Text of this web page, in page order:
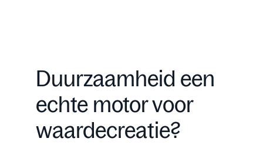
Duurzaamheid een
echte motor voor
waardecreatie?